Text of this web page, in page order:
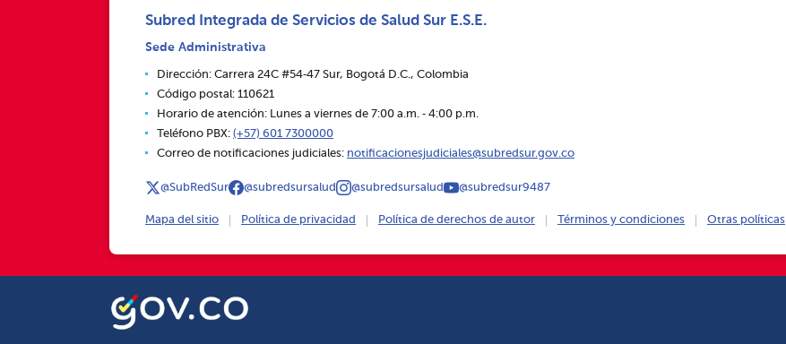
Subred Integrada de Servicios de Salud Sur E.S.E.
Sede Administrativa
Dirección: Carrera 24C #54‑47 Sur, Bogotá D.C., Colombia
Código postal: 110621
Horario de atención: Lunes a viernes de 7:00 a.m. ‑ 4:00 p.m.
Teléfono PBX: (+57) 601 7300000
Correo de notificaciones judiciales: notificacionesjudiciales@subredsur.gov.co
@SubRedSur @subredsursalud @subredsursalud @subredsur9487
Mapa del sitio Política de privacidad Política de derechos de autor Términos y condiciones Otras políticas